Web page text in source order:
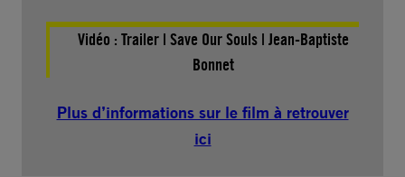
Vidéo : Trailer | Save Our Souls | Jean-Baptiste
Bonnet
Plus d’informations sur le film à retrouver
ici